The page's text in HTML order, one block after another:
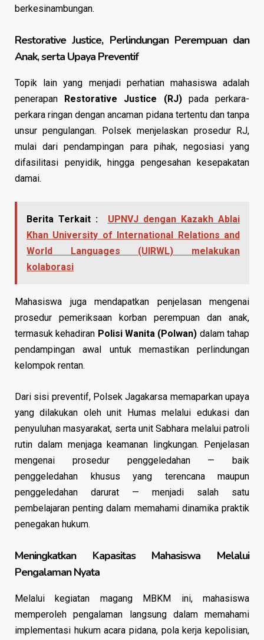
berkesinambungan.
Restorative Justice, Perlindungan Perempuan dan
Anak, serta Upaya Preventif
Topik lain yang menjadi perhatian mahasiswa adalah
penerapan Restorative Justice (RJ)pada perkara-
perkara ringan dengan ancaman pidana tertentu dan tanpa
unsur pengulangan. Polsek menjelaskan prosedur RJ,
mulai dari pendampingan para pihak, negosiasi yang
difasilitasi penyidik, hingga pengesahan kesepakatan
damai.
Berita Terkait :
UPNVJ dengan Kazakh Ablai
Khan University of International Relations and
World Languages (UIRWL) melakukan
kolaborasi
Mahasiswa juga mendapatkan penjelasan mengenai
prosedur pemeriksaan korban perempuan dan anak,
termasuk kehadiran Polisi Wanita (Polwan) dalam tahap
pendampingan awal untuk memastikan perlindungan
kelompok rentan.
Dari sisi preventif, Polsek Jagakarsa memaparkan upaya
yang dilakukan oleh unit Humas melalui edukasi dan
penyuluhan masyarakat, serta unit Sabhara melalui patroli
rutin dalam menjaga keamanan lingkungan. Penjelasan
mengenai prosedur penggeledahan — baik
penggeledahan khusus yang terencana maupun
penggeledahan darurat — menjadi salah satu
pembelajaran penting dalam memahami dinamika praktik
penegakan hukum.
Meningkatkan Kapasitas Mahasiswa Melalui
Pengalaman Nyata
Melalui kegiatan magang MBKM ini, mahasiswa
memperoleh pengalaman langsung dalam memahami
implementasi hukum acara pidana, pola kerja kepolisian,